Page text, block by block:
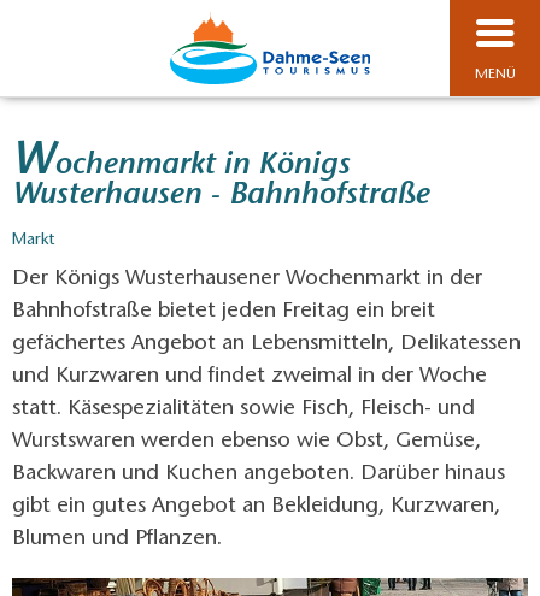
MENÜ
Wochenmarkt in Königs
Wusterhausen - Bahnhofstraße
Markt
Der Königs Wusterhausener Wochenmarkt in der
Bahnhofstraße bietet jeden Freitag ein breit
gefächertes Angebot an Lebensmitteln, Delikatessen
und Kurzwaren und findet zweimal in der Woche
statt. Käsespezialitäten sowie Fisch, Fleisch- und
Wurstswaren werden ebenso wie Obst, Gemüse,
Backwaren und Kuchen angeboten. Darüber hinaus
gibt ein gutes Angebot an Bekleidung, Kurzwaren,
Blumen und Pflanzen.